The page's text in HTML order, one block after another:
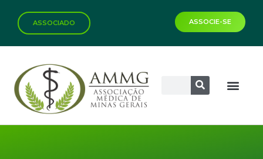
ASSOCIADO ASSOCIE-SE